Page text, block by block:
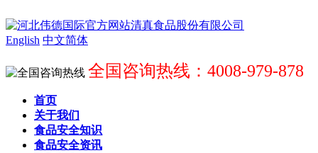
English 中文简体
全国咨询热线：4008-979-878
首页
关于我们
食品安全知识
食品安全资讯